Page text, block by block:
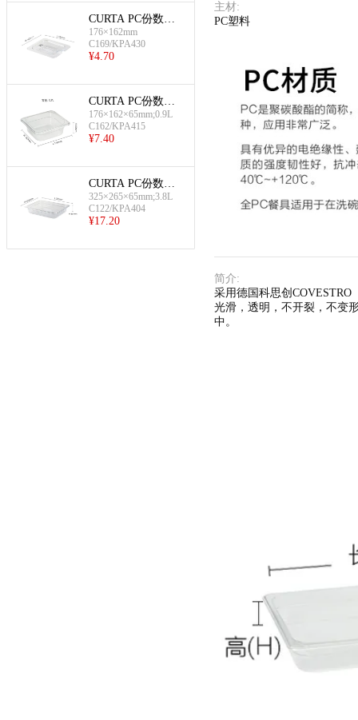
CURTA PC份数盆
标准盖(1/6份盆盖-
带槽,透明)
176×162mm
C169/KPA430
¥4.70
CURTA PC份数盆
(1/6份盆-65mm深)
176×162×65mm;0.9L
C162/KPA415
¥7.40
CURTA PC份数盆
(1/2份盆-65mm深)
325×265×65mm;3.8L
C122/KPA404
¥17.20
主材:
PC塑料
简介:
采用德国科思创
光滑，透明，不开裂，不变
中。